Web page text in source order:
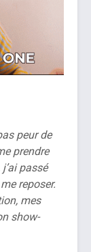
peur de
prendre
passé
reposer.
mes
show-